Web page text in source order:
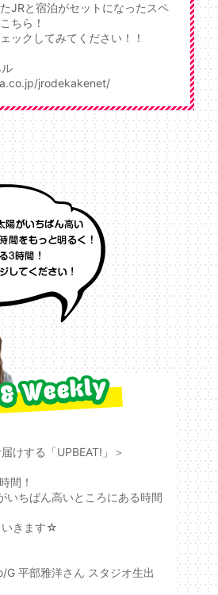
JRと宿泊がセットになったスペ
ちら！
ックしてみてください！！
jrodekakenet/
けする「UPBEAT!」＞
間！
いちばん高いところにある時間
いきます☆
G 平部雅洋さん スタジオ生出